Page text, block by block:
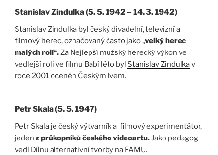
Stanislav Zindulka (5. 5. 1942 – 14. 3. 1942)
Stanislav Zindulka byl český divadelní, televizní a
filmový herec, označovaný často jako „velký herec
malých rolí“.Za Nejlepší mužský herecký výkon ve
vedlejší roli ve filmu Babí léto byl Stanislav Zindulkav
roce 2001 oceněn Českým lvem.
Petr Skala (5. 5. 1947)
Petr Skala je český výtvarník a filmový experimentátor,
jeden z průkopníků českého videoartu.Jako pedagog
vedl Dílnu alternativní tvorby na FAMU.